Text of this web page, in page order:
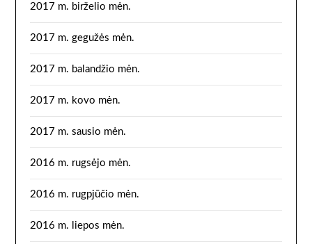
2017 m. birželio mėn.
2017 m. gegužės mėn.
2017 m. balandžio mėn.
2017 m. kovo mėn.
2017 m. sausio mėn.
2016 m. rugsėjo mėn.
2016 m. rugpjūčio mėn.
2016 m. liepos mėn.